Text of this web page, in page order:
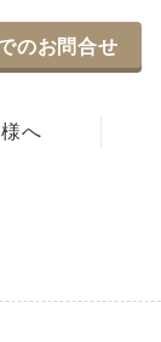
のお問合せ
へ